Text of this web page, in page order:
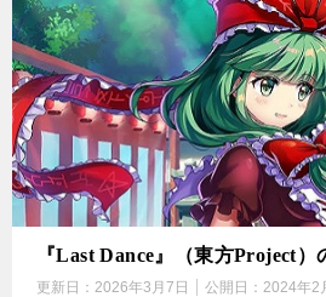
『Last Dance』（東方Project）
更新日： 2026年3月7日 公開日： 2024年2